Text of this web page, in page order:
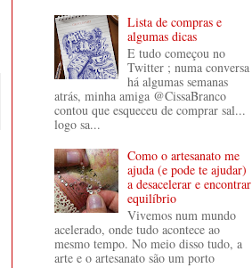
Lista de compras e
algumas dicas
E tudo começou no
Twitter ; numa conversa
há algumas semanas
atrás, minha amiga @CissaBranco
contou que esqueceu de comprar sal...
logo sa...
Como o artesanato me
ajuda (e pode te ajudar)
a desacelerar e encontrar
equilíbrio
Vivemos num mundo
acelerado, onde tudo acontece ao
mesmo tempo. No meio disso tudo, a
arte e o artesanato são um porto